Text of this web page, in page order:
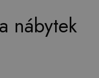
nábytek